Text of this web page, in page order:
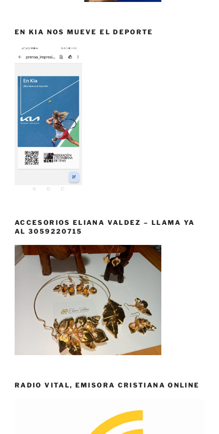
EN KIA NOS MUEVE EL DEPORTE
ACCESORIOS ELIANA VALDEZ – LLAMA YA
AL 3059220715
RADIO VITAL, EMISORA CRISTIANA ONLINE